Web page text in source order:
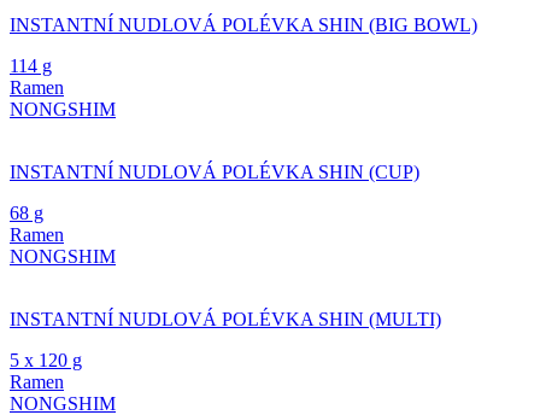
INSTANTNÍ NUDLOVÁ POLÉVKA SHIN (BIG BOWL)
114 g
Ramen
NONGSHIM
INSTANTNÍ NUDLOVÁ POLÉVKA SHIN (CUP)
68 g
Ramen
NONGSHIM
INSTANTNÍ NUDLOVÁ POLÉVKA SHIN (MULTI)
5 x 120 g
Ramen
NONGSHIM